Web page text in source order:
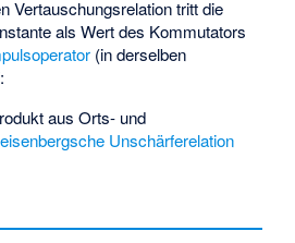
Vertauschungsrelation tritt die
als Wert des Kommutators
(in derselben
aus Orts- und
Unschärferelation